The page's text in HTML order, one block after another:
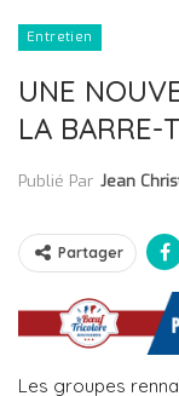
Entretien
UNE
LA BARRE-
Publié Par Jean Christophe
Partager
Les groupes